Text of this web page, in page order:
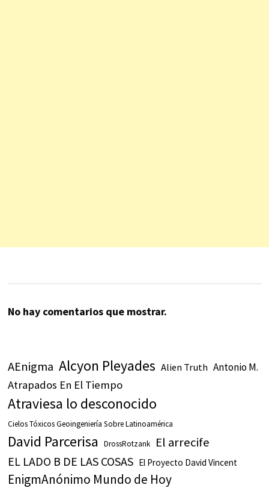
No hay comentarios que mostrar.
AEnigma Alcyon Pleyades Alien Truth Antonio M.
Atrapados En El Tiempo
Atraviesa lo desconocido
Cielos Tóxicos Geoingeniería Sobre Latinoamérica
David Parcerisa DrossRotzank El arrecife
EL LADO B DE LAS COSAS El Proyecto David Vincent
EnigmAnónimo Mundo de Hoy